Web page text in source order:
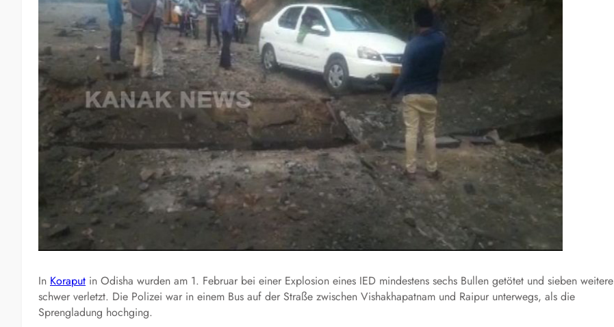
In Koraput in Odisha wurden am 1. Februar bei einer Explosion eines IED mindestens sechs Bullen getötet und sieben weitere
schwer verletzt. Die Polizei war in einem Bus auf der Straße zwischen Vishakhapatnam und Raipur unterwegs, als die
Sprengladung hochging.